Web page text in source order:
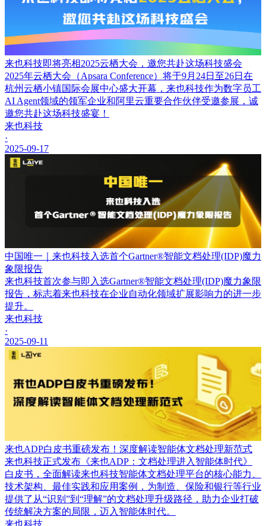
来也科技即将亮相2025云栖大会，邀您共赴这场科技盛会
2025年云栖大会（Apsara Conference）将于9月24日至26日在
杭州云栖小镇国际会展中心盛大开幕，来也科技作为数字员工
AI Agent领域的领军企业和阿里云重要合作伙伴受邀参展，诚
邀您共赴这场科技盛宴！
来也科技
·
2025-09-17
中国唯一｜来也科技入选首个Gartner®智能文档处理(IDP)魔力
象限报告
来也科技首次参与即入选Gartner®智能文档处理(IDP)魔力象限
报告，标志着来也科技在企业自动化领域扩展影响力的进一步
提升。
来也科技
·
2025-09-11
来也ADP白皮书重磅发布！深度解读智能体文档处理新范式
来也科技正式发布《来也ADP：文档处理进入智能体时代》
白皮书，全面解读来也科技智能体文档处理平台的核心能力、
技术架构、最佳实践和应用案例，为制造、保险和银行等行业
提供了从“识别”到“理解”的文档处理升级路径，助力企业打破
传统解决方案的局限，迈入智能体时代。
来也科技